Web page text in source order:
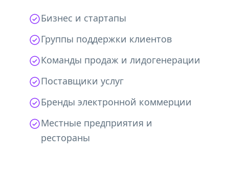
Бизнес и стартапы
Группы поддержки клиентов
Команды продаж и лидогенерации
Поставщики услуг
Бренды электронной коммерции
Местные предприятия и
рестораны